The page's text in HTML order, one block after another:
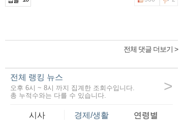
전체 댓글 더보기 >
전체 랭킹 뉴스
오후 6시 ~ 8시 까지 집계한 조회수입니다.
총 누적수와는 다를 수 있습니다.
>
시사 경제/생활 연령별